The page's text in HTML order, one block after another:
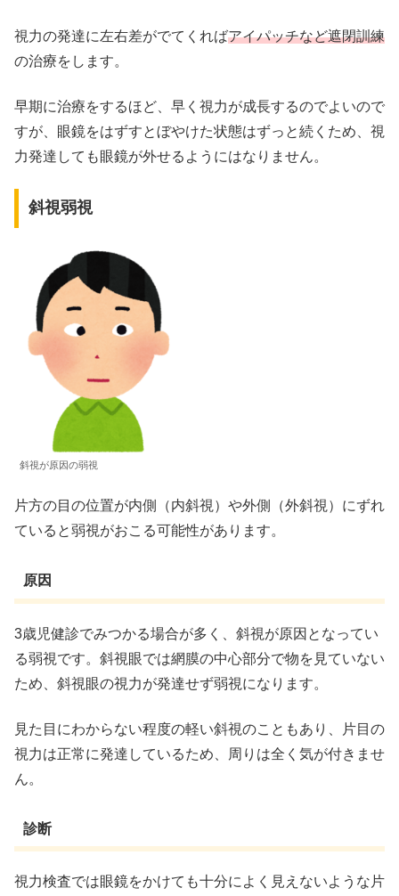
視力の発達に左右差がでてくればアイパッチなど遮閉訓練
の治療をします。
早期に治療をするほど、早く視力が成長するのでよいので
すが、眼鏡をはずすとぼやけた状態はずっと続くため、視
力発達しても眼鏡が外せるようにはなりません。
斜視弱視
斜視が原因の弱視
片方の目の位置が内側（内斜視）や外側（外斜視）にずれ
ていると弱視がおこる可能性があります。
原因
3歳児健診でみつかる場合が多く、斜視が原因となってい
る弱視です。斜視眼では網膜の中心部分で物を見ていない
ため、斜視眼の視力が発達せず弱視になります。
見た目にわからない程度の軽い斜視のこともあり、片目の
視力は正常に発達しているため、周りは全く気が付きませ
ん。
診断
視力検査では眼鏡をかけても十分によく見えないような片